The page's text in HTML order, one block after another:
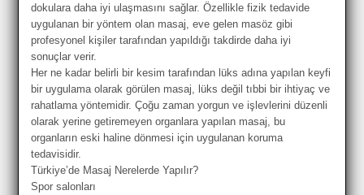
dokulara daha iyi ulaşmasını sağlar. Özellikle fizik tedavide
uygulanan bir yöntem olan masaj, eve gelen masöz gibi
profesyonel kişiler tarafından yapıldığı takdirde daha iyi
sonuçlar verir.
Her ne kadar belirli bir kesim tarafından lüks adına yapılan keyfi
bir uygulama olarak görülen masaj, lüks değil tıbbi bir ihtiyaç ve
rahatlama yöntemidir. Çoğu zaman yorgun ve işlevlerini düzenli
olarak yerine getiremeyen organlara yapılan masaj, bu
organların eski haline dönmesi için uygulanan koruma
tedavisidir.
Türkiye’de Masaj Nerelerde Yapılır?
Spor salonları